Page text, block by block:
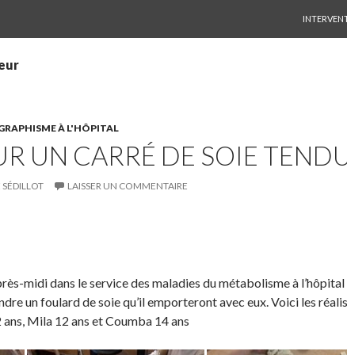
À L'HÔPITAL
UN CARRÉ DE SOIE
SÉDILLOT LAISSER UN COMMENTAIRE
a
r
e
r
t
a
i
n
midi dans le service des maladies du métabolisme à
un foulard de soie qu’il emporteront avec eux. Voici les
ans, Mila 12 ans et Coumba 14 ans